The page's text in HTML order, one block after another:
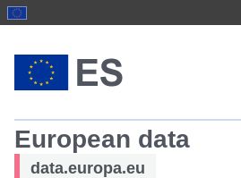
European data
data.europa.eu